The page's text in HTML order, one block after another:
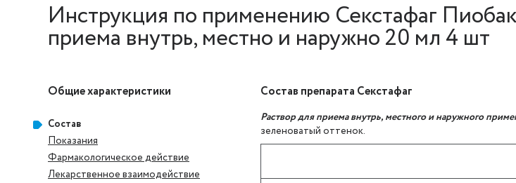
Инструкция по применению Секстафаг
приема внутрь, местно и наружно 20 мл 4 шт
Общие характеристики
Состав
Показания
Фармакологическое действие
Лекарственное взаимодействие
Состав препарата Секстафаг
Раствор для приема внутрь, местного и наружного
зеленоватый оттенок.